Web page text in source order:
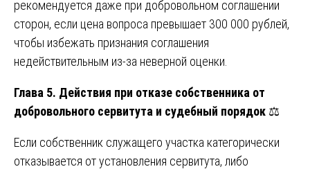
рекомендуется даже при добровольном соглашении
сторон, если цена вопроса превышает 300 000 рублей,
чтобы избежать признания соглашения
недействительным из-за неверной оценки.
Глава 5. Действия при отказе собственника от
добровольного сервитута и судебный порядок ⚖️
Если собственник служащего участка категорически
отказывается от установления сервитута, либо